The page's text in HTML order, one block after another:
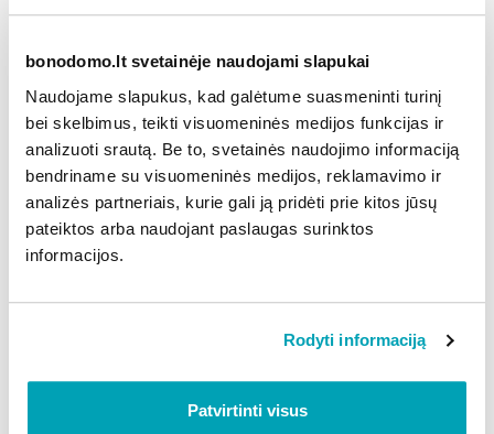
bonodomo.lt svetainėje naudojami slapukai
Naudojame slapukus, kad galėtume suasmeninti turinį
bei skelbimus, teikti visuomeninės medijos funkcijas ir
analizuoti srautą. Be to, svetainės naudojimo informaciją
bendriname su visuomeninės medijos, reklamavimo ir
analizės partneriais, kurie gali ją pridėti prie kitos jūsų
pateiktos arba naudojant paslaugas surinktos
informacijos.
Rodyti informaciją
Patvirtinti visus
nebebūtų skaičiuojami mokesčiai?
Kokie dokumentai reikalingi pažymai apie skolų
nebuvimą gauti?
Sąskaitos apmokėjimo būdai
Apie savitarną
Kitos kategorijos